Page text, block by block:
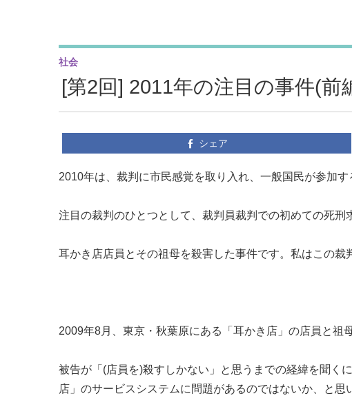
[第2回] 2011年の注目の事件(
社会
シェア
2010年は、裁判に市民感覚を取り入れ、一般国民が参加す
注目の裁判のひとつとして、裁判員裁判での初めての死刑
耳かき店店員とその祖母を殺害した事件です。私はこの裁
2009年8月、東京・秋葉原にある「耳かき店」の店員と祖
被告が「(店員を)殺すしかない」と思うまでの経緯を聞く
店」のサービスシステムに問題があるのではないか、と思